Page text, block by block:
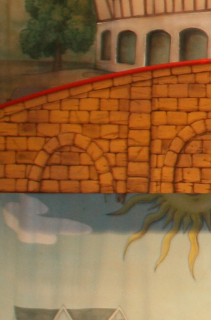
Hot Pänz Deutscher Meister 2017